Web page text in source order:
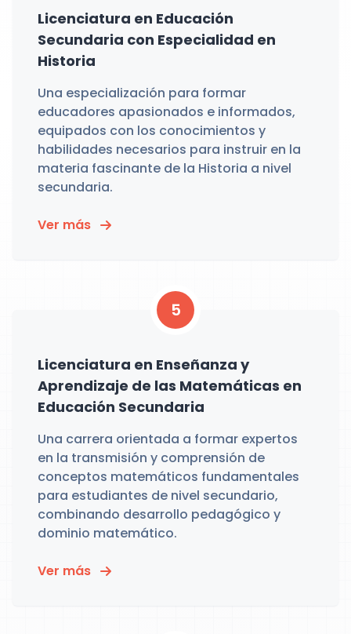
Licenciatura en Educación
Secundaria con Especialidad en
Historia
Una especialización para formar
educadores apasionados e informados,
equipados con los conocimientos y
habilidades necesarios para instruir en la
materia fascinante de la Historia a nivel
secundaria.
Ver más
5
Licenciatura en Enseñanza y
Aprendizaje de las Matemáticas en
Educación Secundaria
Una carrera orientada a formar expertos
en la transmisión y comprensión de
conceptos matemáticos fundamentales
para estudiantes de nivel secundario,
combinando desarrollo pedagógico y
dominio matemático.
Ver más